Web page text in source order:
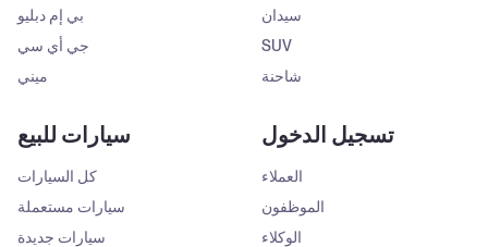
بي إم دبليو
جي أي سي
ميني
سيدان
SUV
شاحنة
سيارات للبيع
كل السيارات
سيارات مستعملة
سيارات جديدة
تسجيل الدخول
العملاء
الموظفون
الوكلاء